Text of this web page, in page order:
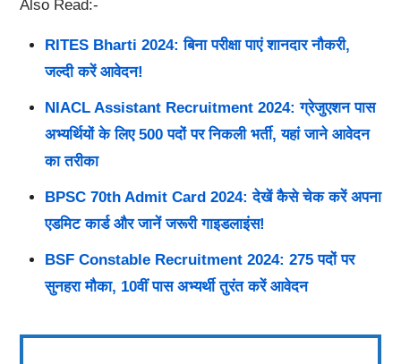
Also Read:-
RITES Bharti 2024: बिना परीक्षा पाएं शानदार नौकरी,
जल्दी करें आवेदन!
NIACL Assistant Recruitment 2024: ग्रेजुएशन पास
अभ्यर्थियों के लिए 500 पदों पर निकली भर्ती, यहां जाने आवेदन
का तरीका
BPSC 70th Admit Card 2024: देखें कैसे चेक करें अपना
एडमिट कार्ड और जानें जरूरी गाइडलाइंस!
BSF Constable Recruitment 2024: 275 पदों पर
सुनहरा मौका, 10वीं पास अभ्यर्थी तुरंत करें आवेदन